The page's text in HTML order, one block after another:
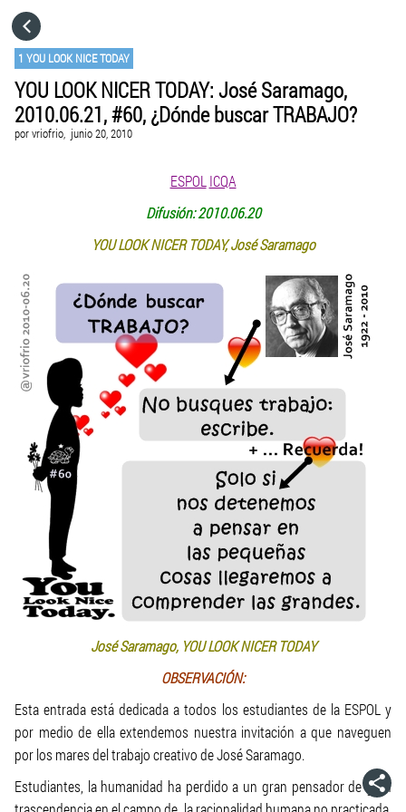
1 YOU LOOK NICE TODAY
YOU LOOK NICER TODAY: José Saramago,
2010.06.21, #60, ¿Dónde buscar TRABAJO?
porvriofrio, junio 20, 2010
ESPOL ICQA
Difusión: 2010.06.20
YOU LOOK NICER TODAY, José Saramago
José Saramago, YOU LOOK NICER TODAY
OBSERVACIÓN:
Esta entrada está dedicada a todos los estudiantes de la ESPOL y
por medio de ella extendemos nuestra invitación a que naveguen
por los mares del trabajo creativo de José Saramago.
Estudiantes, la humanidad ha perdido a un gran pensador de gran
CATEGORÍAS
VISITA EL SITIO WEB